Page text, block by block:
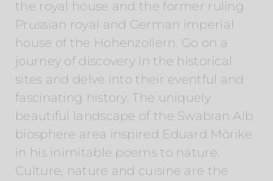
the royal house and the former ruling
Prussian royal and German imperial
house of the Hohenzollern. Go on a
journey of discovery in the historical
sites and delve into their eventful and
fascinating history. The uniquely
beautiful landscape of the Swabian Alb
biosphere area inspired Eduard Mörike
in his inimitable poems to nature.
Culture, nature and cuisine are the